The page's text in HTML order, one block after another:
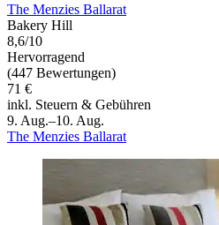
The Menzies Ballarat
Bakery Hill
8,6/10
Hervorragend
(447 Bewertungen)
71 €
inkl. Steuern & Gebühren
9. Aug.–10. Aug.
The Menzies Ballarat